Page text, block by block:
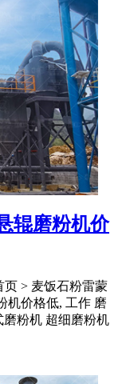
辊磨粉机价
页 > 麦饭石粉雷蒙
机价格低, 工作 磨
粉机 超细磨粉机